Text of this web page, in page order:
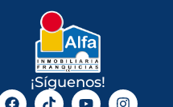
¡Síguenos!